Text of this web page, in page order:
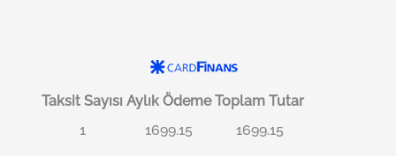
Taksit Sayısı Aylık Ödeme Toplam Tutar
1
1699.15 1699.15